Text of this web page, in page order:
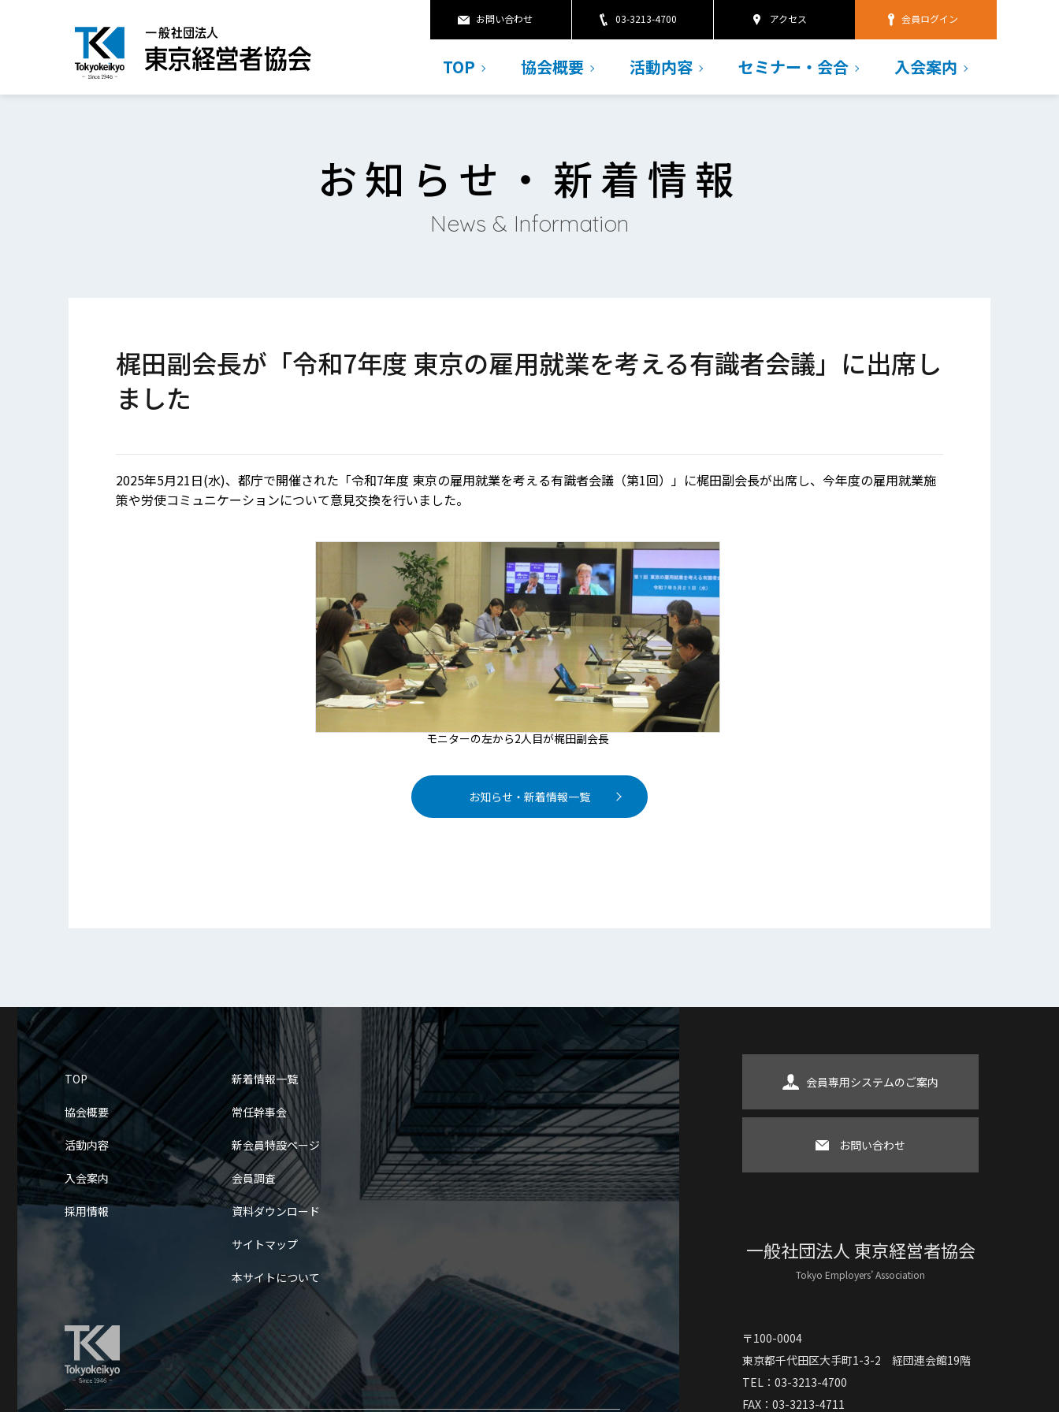
お問い合わせ 03-3213-4700 アクセス 会員ログイン
TOP 協会概要 活動内容 セミナー・会合 入会案内
お知らせ・新着情報
News & Information
梶田副会長が「令和7年度 東京の雇用就業を考える有識者会議」に出席し
ました
2025年5月21日(水)、都庁で開催された「令和7年度 東京の雇用就業を考える有識者会議（第1回）」に梶田副会長が出席し、今年度の雇用就業施
策や労使コミュニケーションについて意見交換を行いました。
モニターの左から2人目が梶田副会長
お知らせ・新着情報一覧
TOP
協会概要
活動内容
入会案内
採用情報
新着情報一覧
常任幹事会
新会員特設ページ
会員調査
資料ダウンロード
サイトマップ
本サイトについて
会員専用システムのご案内
お問い合わせ
一般社団法人 東京経営者協会
Tokyo Employers’ Association
〒100-0004
東京都千代田区大手町1-3-2 経団連会館19階
TEL：03-3213-4700
FAX：03-3213-4711